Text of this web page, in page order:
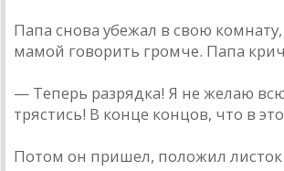
Папа снова убежал в свою
мамой говорить громче. Папа
— Теперь разрядка! Я не желаю
трястись! В конце концов, что в
Потом он пришел, положил листок